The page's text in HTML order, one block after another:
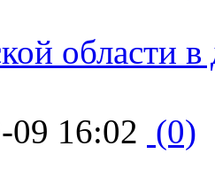
области в
09 16:02 (0)